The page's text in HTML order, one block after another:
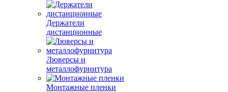
Держатели
дистанционные
Люверсы и
металлофурнитура
Монтажные пленки